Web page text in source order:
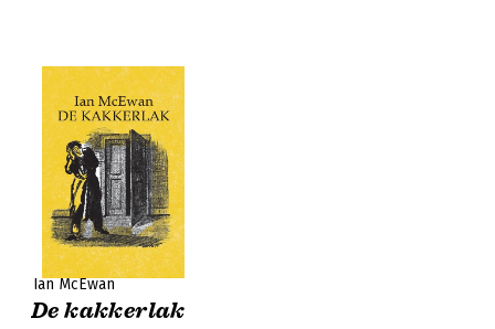
Ian McEwan
De kakkerlak